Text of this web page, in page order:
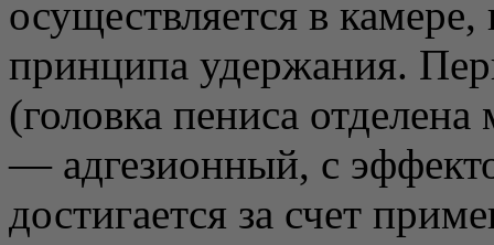
осуществляется в
принципа удержания.
(головка пениса
— адгезионный, с
достигается за счет